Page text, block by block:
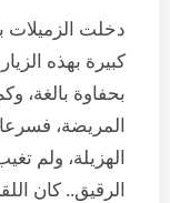
دخلت الزميلات
كبيرة بهذه
بحفاوة بالغة،
المريضة،
الهزيلة، ولم
الرقيق.. كان